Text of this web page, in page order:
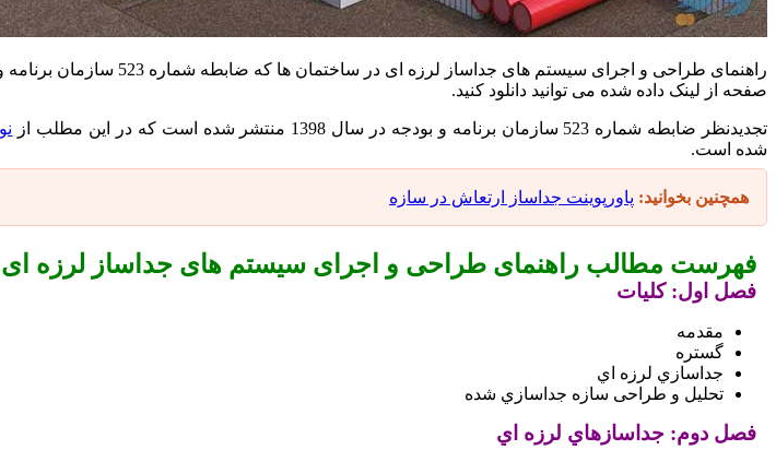
صفحه از لینک داده شده می توانید دانلود کنید.
تجدیدنظر ضابطه شماره 523 سازمان برنامه و بودجه در سال 1398 منتشر شده است که در این مطلب از
شده است.
همچنین بخوانید: پاورپوینت جداساز ارتعاش در سازه
فهرست مطالب راهنمای طراحی و اجرای سیستم های جداساز لرزه
فصل اول: کلیات
مقدمه
گستره
جداسازي لرزه اي
تحلیل و طراحی سازه جداسازي شده
فصل دوم: جداسازهاي لرزه اي